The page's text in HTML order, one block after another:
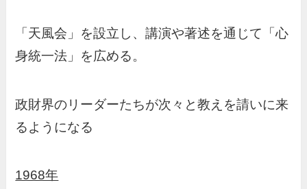
「天風会」を設立し、講演や著述を通じて「心
身統一法」を広める。
政財界のリーダーたちが次々と教えを請いに来
るようになる
1968年